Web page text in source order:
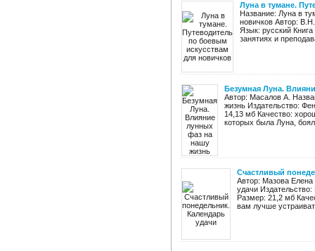
Луна в тумане.
Название: Луна в
новичков Автор:
Язык: русский
занятиях и
Безумная Луна.
Автор: Масалов А.
жизнь Издательство:
14,13 мб Качество:
которых была Луна,
Счастливый
Автор: Мазова Елена
удачи
Размер: 21,2 мб
вам лучше